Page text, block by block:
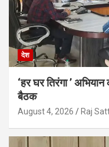
देश
‘हर घर तिरंगा ’
बैठक
August 4, 2026 Raj